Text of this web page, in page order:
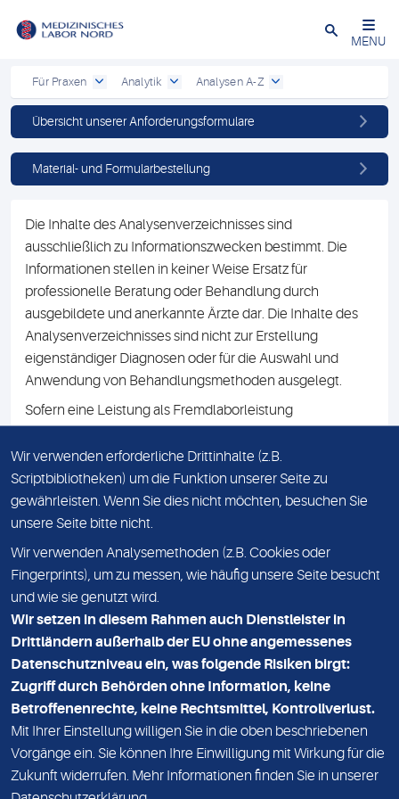
Schließen
MENU
Für Praxen Analytik Analysen A-Z
Übersicht unserer Anforderungsformulare
Material- und Formularbestellung
Die Inhalte des Analysenverzeichnisses sind
ausschließlich zu Informationszwecken bestimmt. Die
Informationen stellen in keiner Weise Ersatz für
professionelle Beratung oder Behandlung durch
ausgebildete und anerkannte Ärzte dar. Die Inhalte des
Analysenverzeichnisses sind nicht zur Erstellung
eigenständiger Diagnosen oder für die Auswahl und
Anwendung von Behandlungsmethoden ausgelegt.
Sofern eine Leistung als Fremdlaborleistung
Namen des Fremdlabors mit. Mit der Beauftragung der
Fremdlaborleistung erklären Sie sich mit dieser
Vereinbarung einverstanden.
DATENSCHUTZ
KONTAKT
NEWSLETTER
ADRESSE
MVZ Medizinisches Labor Nord MLN GmbH
Essener Straße 108
22419 Hamburg
Wir verwenden erforderliche Drittinhalte (z.B.
Scriptbibliotheken) um die Funktion unserer Seite zu
gewährleisten. Wenn Sie dies nicht möchten, besuchen Sie
unsere Seite bitte nicht.
Wir verwenden Analysemethoden (z.B. Cookies oder
Fingerprints), um zu messen, wie häufig unsere Seite besucht
und wie sie genutzt wird.
Wir setzen in diesem Rahmen auch Dienstleister in
Drittländern außerhalb der EU ohne angemessenes
Datenschutzniveau ein, was folgende Risiken birgt:
Zugriff durch Behörden ohne Information, keine
Betroffenenrechte, keine Rechtsmittel, Kontrollverlust.
Mit Ihrer Einstellung willigen Sie in die oben beschriebenen
Vorgänge ein. Sie können Ihre Einwilligung mit Wirkung für die
Zukunft widerrufen. Mehr Informationen finden Sie in unserer